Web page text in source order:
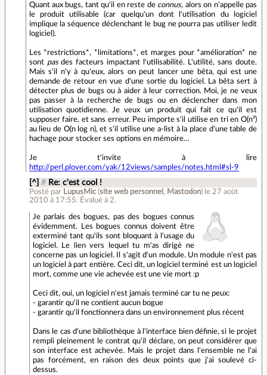
Quant aux bugs, tant qu'il en reste de connus, alors on n'appelle pas
le produit utilisable (car quelqu'un dont l'utilisation du logiciel
implique la séquence déclenchant le bug ne pourra pas utiliser ledit
logiciel).
Les *restrictions*, *limitations*, et marges pour *amélioration* ne
sont pasdes facteurs impactant l'utilisabilité. L'utilité, sans doute.
Mais s'il n'y à qu'eux, alors on peut lancer une bêta, qui est une
demande de retour en vue d'une sortie du logiciel. La bêta sert à
détecter plus de bugs ou à aider à leur correction. Moi, je ne veux
pas passer à la recherche de bugs ou en déclencher dans mon
utilisation quotidienne. Je veux un produit qui fait ce qu'il est
supposer faire, et sans erreur. Peu importe s'il utilise en tri en O(n²)
au lieu de O(n log n), et s'il utilise une a-list à la place d'une table de
hachage pour stocker ses options en mémoire…
Je t'invite à lire
http://perl.plover.com/yak/12views/samples/notes.html#sl-9
[^] # Re: c'est cool !
Posté par LupusMic(site web personnel , Mastodon) le 27 août
2010 à 17:55. Évalué à 2.
Je parlais des bogues, pas des bogues connus
évidemment. Les bogues connus doivent être
exterminé tant qu'ils sont bloquant à l'usage du
logiciel. Le lien vers lequel tu m'as dirigé ne
concerne pas un logiciel. Il s'agit d'un module. Un module n'est pas
un logiciel à part entière. Ceci dit, un logiciel terminé est un logiciel
mort, comme une vie achevée est une vie mort :p
Ceci dit, oui, un logiciel n'est jamais terminé car tu ne peux:
- garantir qu'il ne contient aucun bogue
- garantir qu'il fonctionnera dans un environnement plus récent
Dans le cas d'une bibliothèque à l'interface bien définie, si le projet
rempli pleinement le contrat qu'il déclare, on peut considérer que
son interface est achevée. Mais le projet dans l'ensemble ne l'ai
pas forcément, en raison des deux points que j'ai soulevé ci-
dessus.